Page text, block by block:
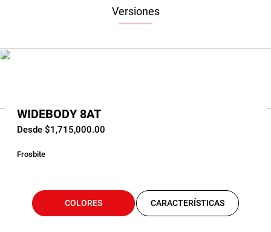
Versiones
WIDEBODY 8AT
Desde $1,715,000.00
Frosbite
COLORES CARACTERÍSTICAS